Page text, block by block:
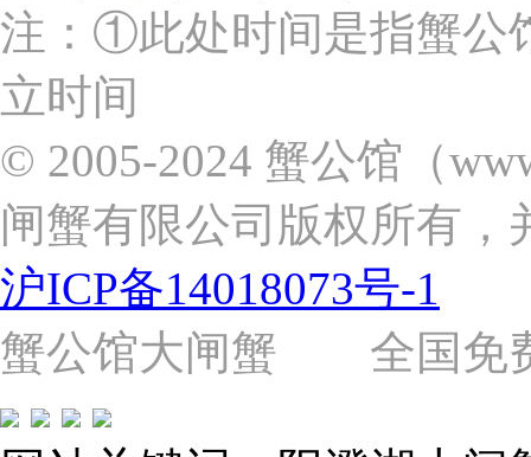
上
海
市
浦
东
区
杨
路
号
（靠
近
苗
圃
路）
Tel:
021-
注：①此处时间是指蟹公
立时间
© 2005-2024 蟹公馆（
闸蟹有限公司版权所有，
沪ICP备14018073号-1
蟹公馆大闸蟹 全国免费